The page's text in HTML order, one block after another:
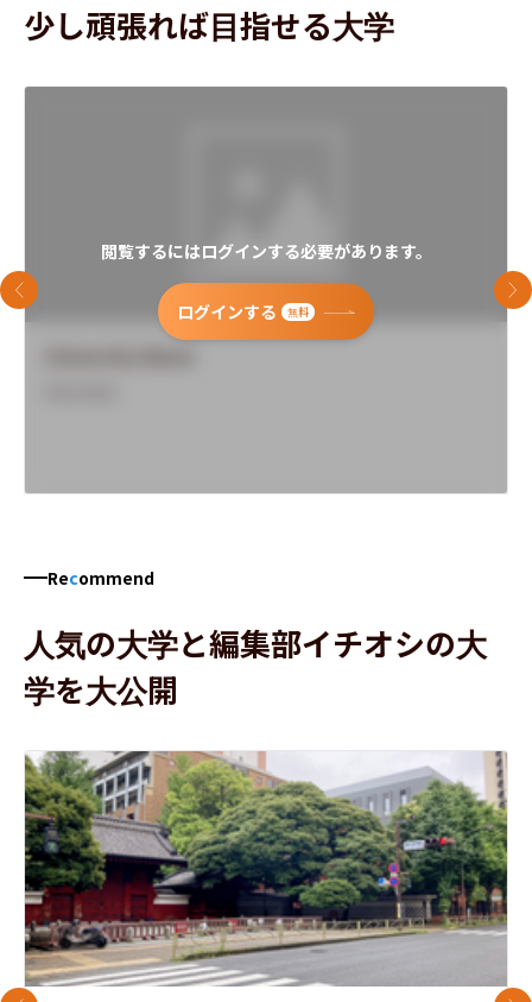
少し頑張れば目指せる大学
閲覧するにはログインする必要があります。
ログインする 無料
前のスライド 次
Recommend
人気の大学と編集部イチオシの大
学を大公開